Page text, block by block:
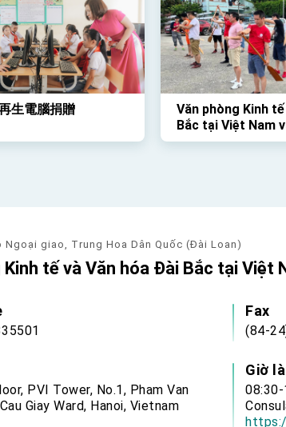
THẬP-CỔ
生電腦捐贈
Văn phòng Kinh
Bắc tại Việt Nam
học sinh Việt
Ngoại giao, Trung Hoa Dân Quốc (Đài Loan)
Kinh tế và Văn hóa Đài Bắc tại Việt
Fax
(84-
PVI Tower, No.1, Pham Van
Giay Ward, Hanoi, Vietnam
Giờ